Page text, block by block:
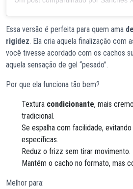
Essa versão é perfeita para quem ama
rigidez. Ela cria aquela finalização com
você tivesse acordado com os cachos
aquela sensação de gel “pesado”.
Por que ela funciona tão bem?
Textura condicionante, mais
tradicional.
Se espalha com facilidade,
específicas.
Reduz o frizz sem tirar movimento.
Mantém o cacho no formato, mas
Melhor para: